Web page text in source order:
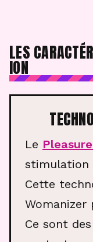
LES
ION
Le
stimulation
Cette
Ce sont